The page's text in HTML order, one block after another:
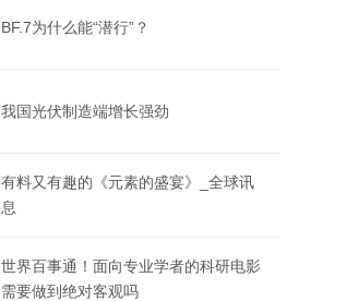
BF.7为什么能“潜行”？
我国光伏制造端增长强劲
有料又有趣的《元素的盛宴》_全球讯
息
世界百事通！面向专业学者的科研电影
需要做到绝对客观吗